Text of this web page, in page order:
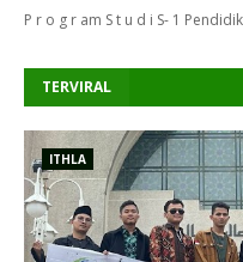
P r o g r am S t u d i S- 1
TERVIRAL
ITHLA